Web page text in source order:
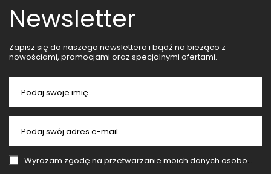
Newsletter
Zapisz się do naszego newslettera i bądź na bieżąco z
nowościami, promocjami oraz specjalnymi ofertami.
Podaj swoje imię
Podaj swój adres e-mail
Wyrażam zgodę na przetwarzanie moich danych osobowych (adres e-mail) na potrzeby wysyłki newslettera z informacją handlową (marketing). Więcej w